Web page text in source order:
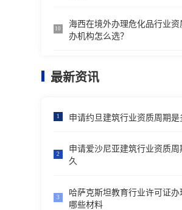
10
海西在境外办理危化品行业资
办机构怎么选？
最新资讯
1 申请约旦建筑行业资质周期是
2
申请爱沙尼亚建筑行业资质周
久
3
哈萨克斯坦教育行业许可证办
哪些材料